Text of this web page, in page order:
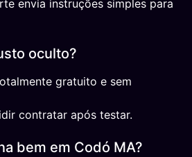
envia instruções simples para
oculto?
gratuito e sem
contratar após testar.
bem em Codó MA?